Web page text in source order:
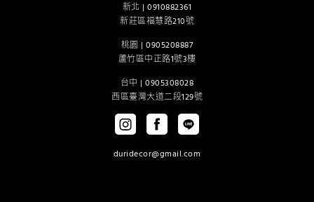
新北 |0910882361
新莊區福慧路210號
桃園 |0905208887
蘆竹區中正路1號3樓
台中 |0905308028
西區臺灣大道二段129號
duridecor@gmail.com